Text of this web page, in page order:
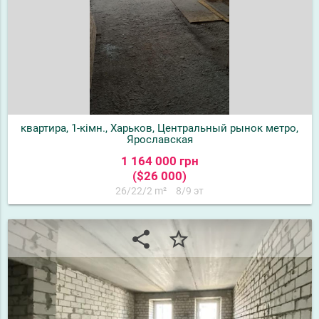
квартира, 1-кімн., Харьков, Центральный рынок метро,
Ярославская
1 164 000 грн
($26 000)
26/22/2 m² 8/9 эт
share star_border